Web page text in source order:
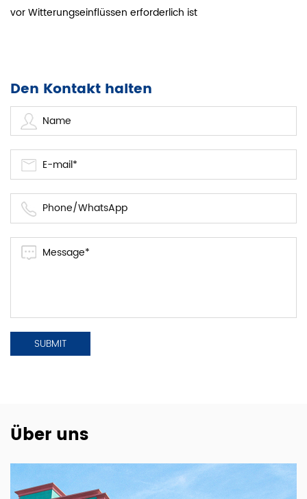
vor Witterungseinflüssen erforderlich ist
Den Kontakt halten
Über uns